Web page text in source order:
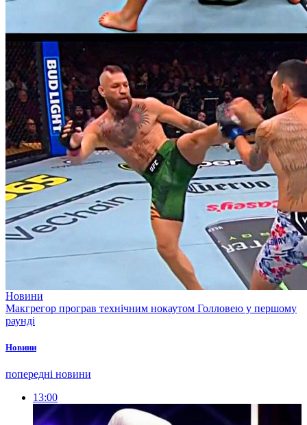
Новини
Макгрегор програв технічним нокаутом Голловею у першому
раунді
Новини
попередні новини
13:00